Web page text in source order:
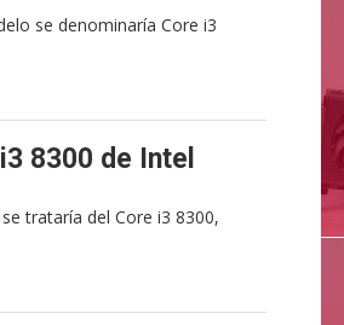
se denominaría Core i3
8300 de Intel
trataría del Core i3 8300,